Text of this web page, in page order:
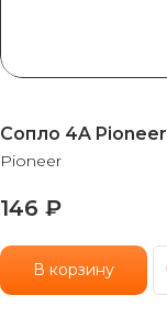
Cопло 4A Pioneer
Pioneer
146 ₽
В корзину